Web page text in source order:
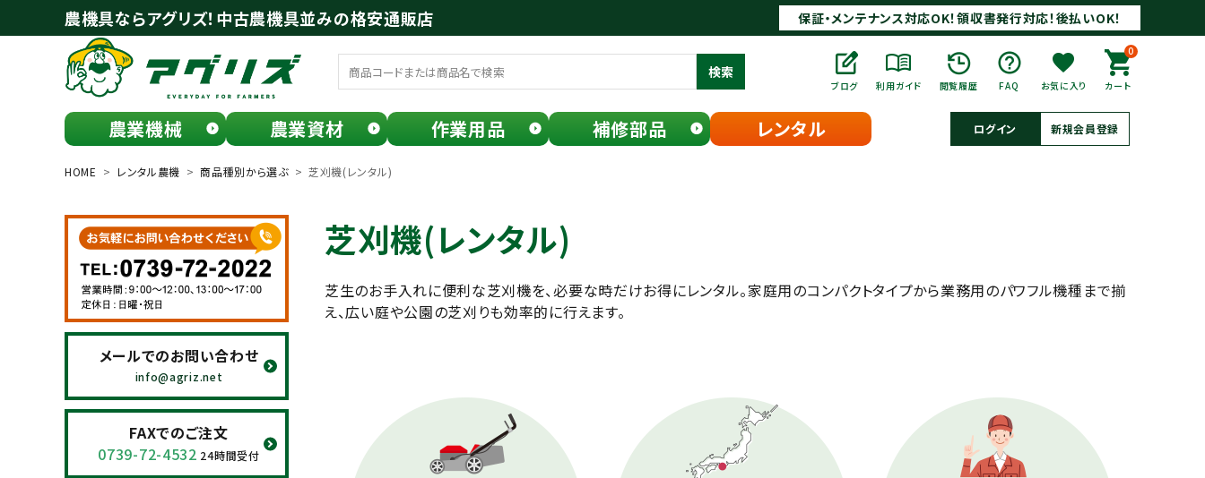
農機具ならアグリズ！中古農機具並みの格安通販店 保証・メンテナンス対応OK！領収書発行対応！後払いOK！
検索
ブログ 利用ガイド 閲覧履歴 FAQ お気に入り
0
カート
農業機械 農業資材 作業用品 補修部品 レンタル ログイン 新規会員登録
ログイン person 会員登録
search
HOME レンタル農機 商品種別から選ぶ 芝刈機(レンタル)
メールでのお問い合わせ
info@agriz.net
FAXでのご注文
0739-72-4532 24時間受付
芝刈機(レンタル)
芝生のお手入れに便利な芝刈機を、必要な時だけお得にレンタル。家庭用のコンパクトタイプから業務用のパワフル機種まで揃
え、広い庭や公園の芝刈りも効率的に行えます。